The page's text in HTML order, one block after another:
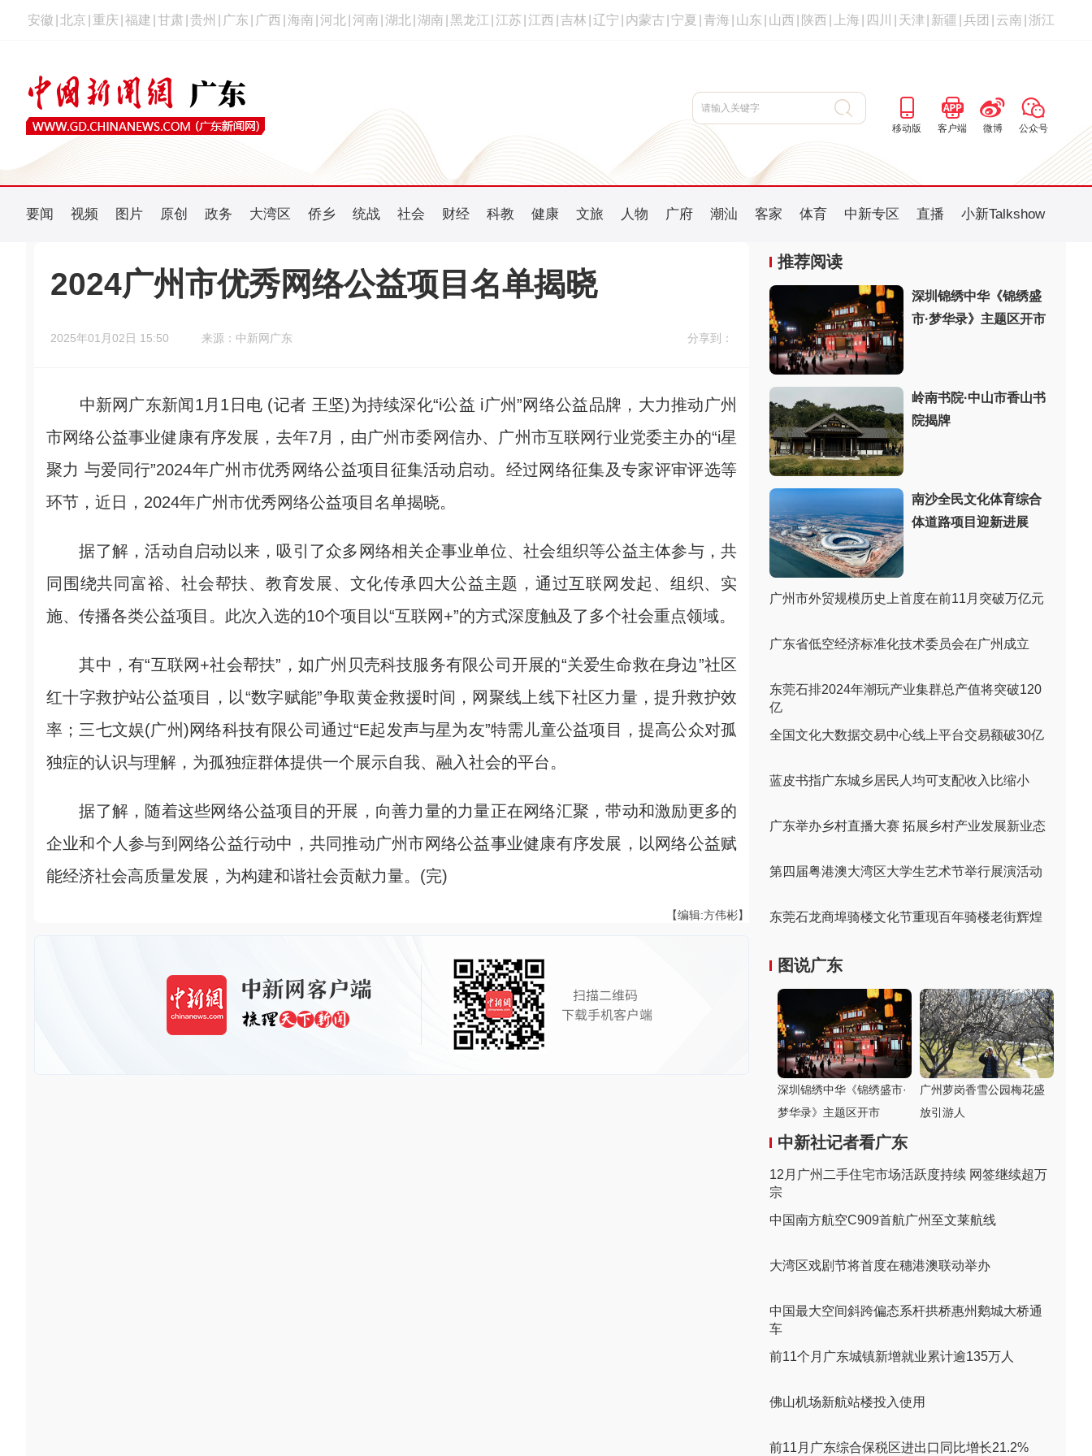
安徽 北京 重庆 福建 甘肃 贵州 广东 广西 海南 河北 河南 湖北 湖南 黑龙江 江苏 江西 吉林 辽宁 内蒙古 宁夏 青海 山东 山西 陕西 上海 四川 天津 新疆 兵团 云南 浙江
移动版 客户端 微博 公众号
要闻 视频 图片 原创 政务 大湾区 侨乡 统战 社会 财经 科教 健康 文旅 人物 广府 潮汕 客家 体育 中新专区 直播 小新Talkshow
2024广州市优秀网络公益项目名单揭晓
2025年01月02日 15:50 来源：中新网广东 分享到：
中新网广东新闻1月1日电 (记者 王坚)为持续深化“i公益 i广州”网络公益品牌，大力推动广州
市网络公益事业健康有序发展，去年7月，由广州市委网信办、广州市互联网行业党委主办的“i星
聚力 与爱同行”2024年广州市优秀网络公益项目征集活动启动。经过网络征集及专家评审评选等
环节，近日，2024年广州市优秀网络公益项目名单揭晓。
据了解，活动自启动以来，吸引了众多网络相关企事业单位、社会组织等公益主体参与，共
同围绕共同富裕、社会帮扶、教育发展、文化传承四大公益主题，通过互联网发起、组织、实
施、传播各类公益项目。此次入选的10个项目以“互联网+”的方式深度触及了多个社会重点领域。
其中，有“互联网+社会帮扶”，如广州贝壳科技服务有限公司开展的“关爱生命救在身边”社区
红十字救护站公益项目，以“数字赋能”争取黄金救援时间，网聚线上线下社区力量，提升救护效
率；三七文娱(广州)网络科技有限公司通过“E起发声与星为友”特需儿童公益项目，提高公众对孤
独症的认识与理解，为孤独症群体提供一个展示自我、融入社会的平台。
据了解，随着这些网络公益项目的开展，向善力量的力量正在网络汇聚，带动和激励更多的
企业和个人参与到网络公益行动中，共同推动广州市网络公益事业健康有序发展，以网络公益赋
能经济社会高质量发展，为构建和谐社会贡献力量。(完)
【编辑:方伟彬】
推荐阅读
深圳锦绣中华《锦绣盛
市·梦华录》主题区开市
岭南书院·中山市香山书
院揭牌
南沙全民文化体育综合
体道路项目迎新进展
广州市外贸规模历史上首度在前11月突破万亿元
广东省低空经济标准化技术委员会在广州成立
东莞石排2024年潮玩产业集群总产值将突破120
亿
全国文化大数据交易中心线上平台交易额破30亿
蓝皮书指广东城乡居民人均可支配收入比缩小
广东举办乡村直播大赛 拓展乡村产业发展新业态
第四届粤港澳大湾区大学生艺术节举行展演活动
东莞石龙商埠骑楼文化节重现百年骑楼老街辉煌
图说广东
深圳锦绣中华《锦绣盛市·
梦华录》主题区开市
广州萝岗香雪公园梅花盛
放引游人
中新社记者看广东
12月广州二手住宅市场活跃度持续 网签继续超万
宗
中国南方航空C909首航广州至文莱航线
大湾区戏剧节将首度在穗港澳联动举办
中国最大空间斜跨偏态系杆拱桥惠州鹅城大桥通
车
前11个月广东城镇新增就业累计逾135万人
佛山机场新航站楼投入使用
前11月广东综合保税区进出口同比增长21.2%